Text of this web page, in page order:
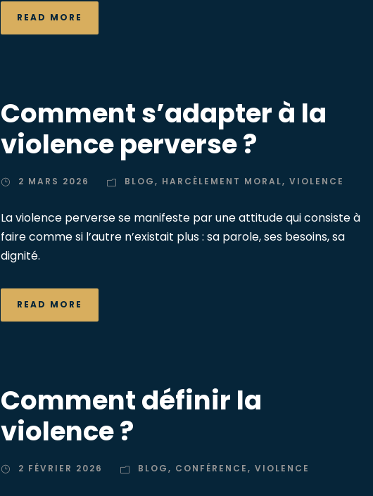
READ MORE
Comment s’adapter à la
violence perverse ?
2 MARS 2026 BLOG, HARCÈLEMENT MORAL, VIOLENCE
La violence perverse se manifeste par une attitude qui consiste à
faire comme si l’autre n’existait plus : sa parole, ses besoins, sa
dignité.
READ MORE
Comment définir la
violence ?
2 FÉVRIER 2026 BLOG, CONFÉRENCE, VIOLENCE